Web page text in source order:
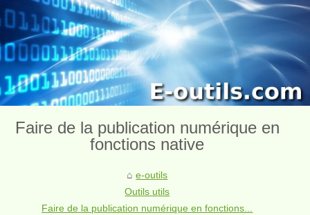
Faire de la publication numérique en
fonctions native
e-outils
Outils utils
Faire de la publication numérique en fonctions...